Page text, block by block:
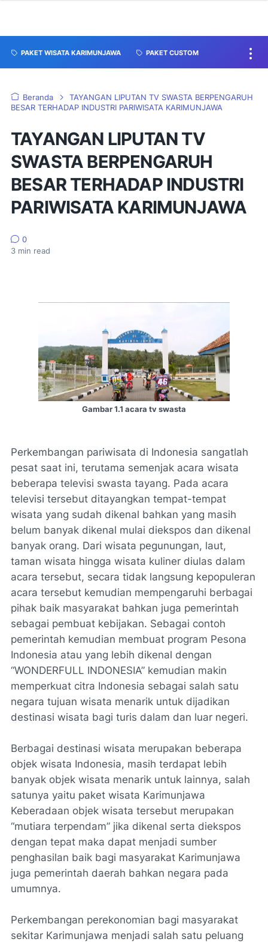
PAKET WISATA KARIMUNJAWA PAKET CUSTOM
Beranda
TAYANGAN LIPUTAN TV SWASTA BERPENGARUH
BESAR TERHADAP INDUSTRI PARIWISATA KARIMUNJAWA
TAYANGAN LIPUTAN TV
SWASTA BERPENGARUH
BESAR TERHADAP INDUSTRI
PARIWISATA KARIMUNJAWA
0
3 min read
Gambar 1.1 acara tv swasta
Perkembangan pariwisata di Indonesia sangatlah
pesat saat ini, terutama semenjak acara wisata
beberapa televisi swasta tayang. Pada acara
televisi tersebut ditayangkan tempat-tempat
wisata yang sudah dikenal bahkan yang masih
belum banyak dikenal mulai diekspos dan dikenal
banyak orang. Dari wisata pegunungan, laut,
taman wisata hingga wisata kuliner diulas dalam
acara tersebut, secara tidak langsung kepopuleran
acara tersebut kemudian mempengaruhi berbagai
pihak baik masyarakat bahkan juga pemerintah
sebagai pembuat kebijakan. Sebagai contoh
pemerintah kemudian membuat program Pesona
Indonesia atau yang lebih dikenal dengan
“WONDERFULL INDONESIA” kemudian makin
memperkuat citra Indonesia sebagai salah satu
negara tujuan wisata menarik untuk dijadikan
destinasi wisata bagi turis dalam dan luar negeri.
Berbagai destinasi wisata merupakan beberapa
objek wisata Indonesia, masih terdapat lebih
banyak objek wisata menarik untuk lainnya, salah
satunya yaitu paket wisata Karimunjawa
Keberadaan objek wisata tersebut merupakan
“mutiara terpendam” jika dikenal serta diekspos
dengan tepat maka dapat menjadi sumber
penghasilan baik bagi masyarakat Karimunjawa
juga pemerintah daerah bahkan negara pada
umumnya.
Perkembangan perekonomian bagi masyarakat
sekitar Karimunjawa menjadi salah satu peluang